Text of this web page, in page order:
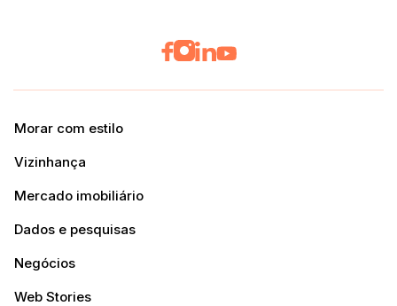
Morar com estilo
Vizinhança
Mercado imobiliário
Dados e pesquisas
Negócios
Web Stories